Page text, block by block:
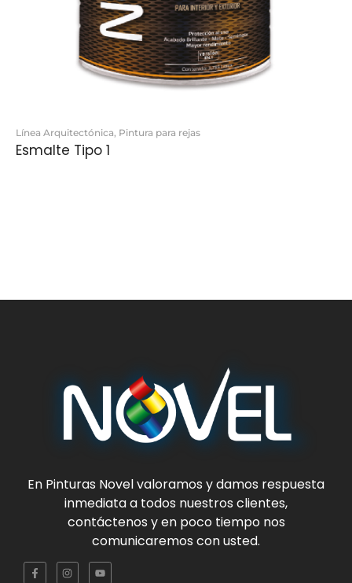
Línea Arquitectónica, Pintura para rejas
Esmalte Tipo 1
En Pinturas Novelvaloramos y damos respuesta
inmediata a todos nuestros clientes,
contáctenos y en poco tiempo nos
comunicaremos con usted.